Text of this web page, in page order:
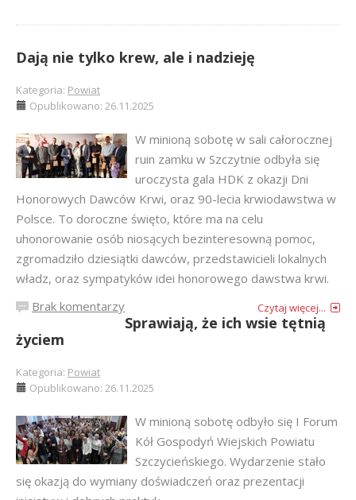
Dają nie tylko krew, ale i nadzieję
Kategoria: Powiat
Opublikowano: 26.11.2025
W minioną sobotę w sali całorocznej
ruin zamku w Szczytnie odbyła się
uroczysta gala HDK z okazji Dni
Honorowych Dawców Krwi, oraz 90-lecia krwiodawstwa w
Polsce. To doroczne święto, które ma na celu
uhonorowanie osób niosących bezinteresowną pomoc,
zgromadziło dziesiątki dawców, przedstawicieli lokalnych
władz, oraz sympatyków idei honorowego dawstwa krwi.
Brak komentarzy
Czytaj więcej...
Sprawiają, że ich wsie tętnią
życiem
Kategoria: Powiat
Opublikowano: 26.11.2025
W minioną sobotę odbyło się I Forum
Kół Gospodyń Wiejskich Powiatu
Szczycieńskiego. Wydarzenie stało
się okazją do wymiany doświadczeń oraz prezentacji